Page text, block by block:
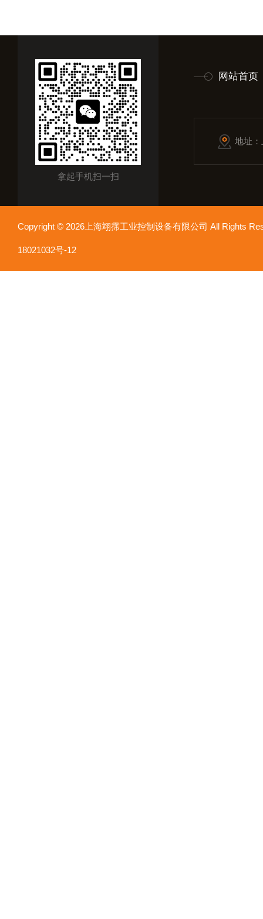
拿起手机扫一扫
网站首页
地址
Copyright © 2026上海翊霈工业控制设备有限公司 All Rights
18021032号-12